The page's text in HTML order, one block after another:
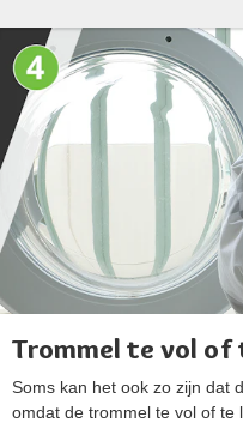
Trommel te vol of
Soms kan het ook zo zijn dat
omdat de trommel te vol of te